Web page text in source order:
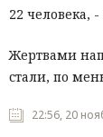
22 человека,
Жертвами
стали, по
22:56, 20